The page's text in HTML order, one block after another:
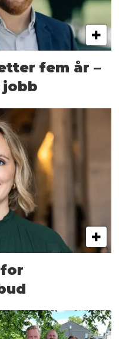
fem år –
jobb